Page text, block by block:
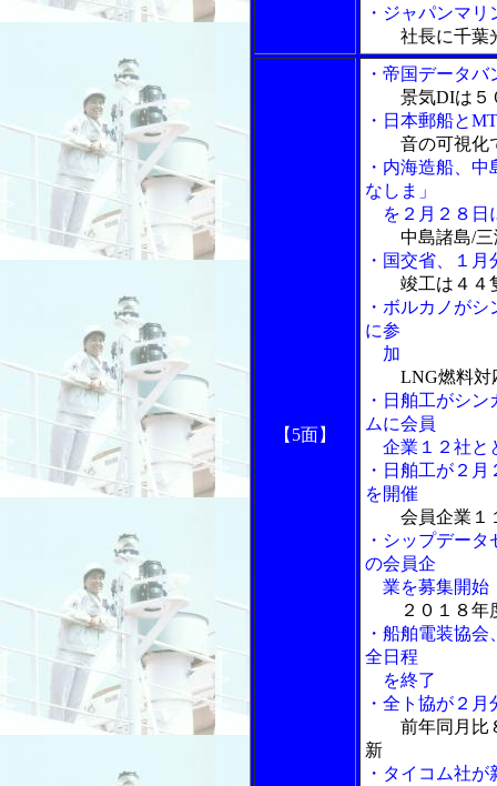
・ジャパンマ
社長に千葉
【5面】
・帝国データ
景気DIは５
・日本郵船と
音の可視化
・内海造船、
なしま」
を２月２８日
中島諸島/
・国交省、１
竣工は４４
・ボルカノが
に参
加
LNG燃料対
・日舶工がシ
ムに会員
企業１２社と
・日舶工が２
を開催
会員企業１
・シップデー
の会員企
業を募集開始
２０１８
・船舶電装協
全日程
を終了
・全ト協が２
前年同月比
新
・タイコム社